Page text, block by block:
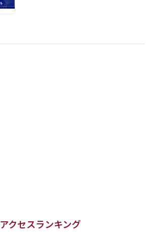
アクセスランキング